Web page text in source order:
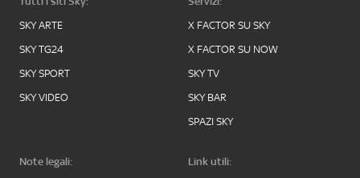
SKY ARTE
SKY TG24
SKY SPORT
SKY VIDEO
X FACTOR SU SKY
X FACTOR SU NOW
SKY TV
SKY BAR
SPAZI SKY
Note legali:
Link utili: